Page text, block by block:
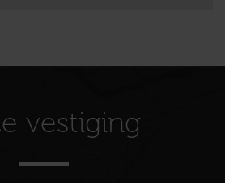
vestiging